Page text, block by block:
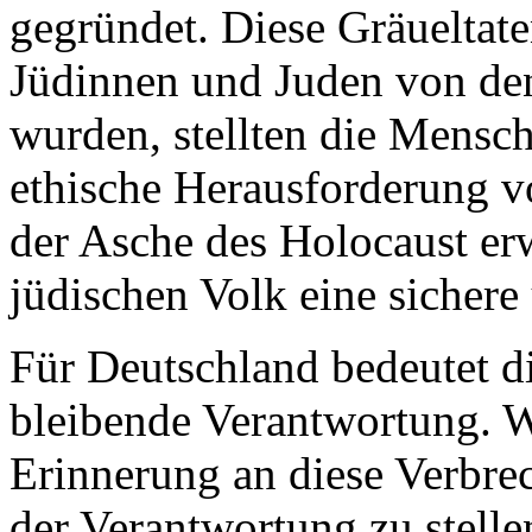
gegründet. Diese
Jüdinnen und Juden von
wurden, stellten die
ethische Herausforderung
der Asche des Holocaust
jüdischen Volk eine
Für Deutschland bedeutet
bleibende Verantwortung.
Erinnerung an diese